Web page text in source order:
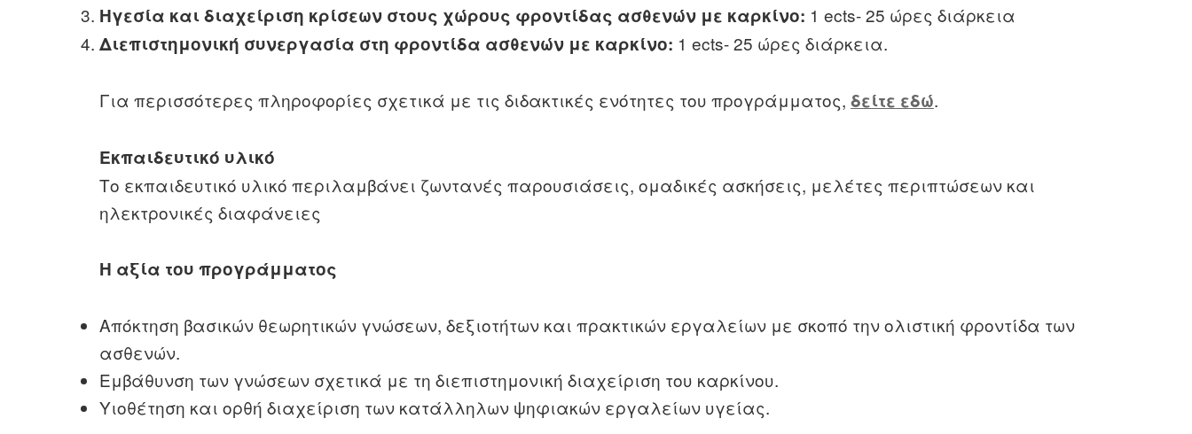
Ηγεσία και διαχείριση κρίσεων στους χώρους φροντίδας ασθενών με καρκίνο: 1 ects- 25 ώρες διάρκεια
Διεπιστημονική συνεργασία στη φροντίδα ασθενών με καρκίνο: 1 ects- 25 ώρες διάρκεια.
Για περισσότερες πληροφορίες σχετικά με τις διδακτικές ενότητες του προγράμματος, δείτε εδώ.
Εκπαιδευτικό υλικό
Το εκπαιδευτικό υλικό περιλαμβάνει ζωντανές παρουσιάσεις, ομαδικές ασκήσεις, μελέτες περιπτώσεων και
ηλεκτρονικές διαφάνειες
Η αξία του προγράμματος
Απόκτηση βασικών θεωρητικών γνώσεων, δεξιοτήτων και πρακτικών εργαλείων με σκοπό την ολιστική φροντίδα των
ασθενών.
Εμβάθυνση των γνώσεων σχετικά με τη διεπιστημονική διαχείριση του καρκίνου.
Υιοθέτηση και ορθή διαχείριση των κατάλληλων ψηφιακών εργαλείων υγείας.